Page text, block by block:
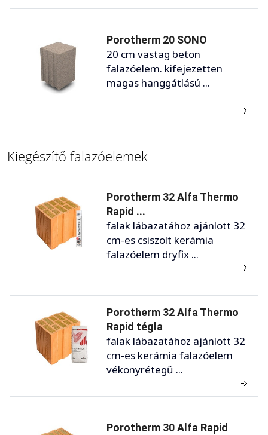
Porotherm 20 SONO
20 cm vastag beton
falazóelem. kifejezetten
magas hanggátlású ...
Kiegészítő falazóelemek
Porotherm 32 Alfa Thermo
Rapid ...
falak lábazatához ajánlott 32
cm-es csiszolt kerámia
falazóelem dryfix ...
Porotherm 32 Alfa Thermo
Rapid tégla
falak lábazatához ajánlott 32
cm-es kerámia falazóelem
vékonyrétegű ...
Porotherm 30 Alfa Rapid